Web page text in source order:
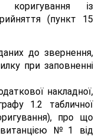
коригування із
(пункт 15
до звернення,
при заповненні
накладної,
1.2 табличної
про що
№1 від